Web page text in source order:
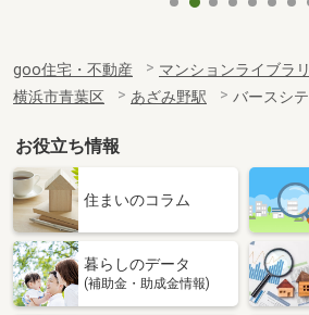
goo住宅・不動産 マンションライブラ
横浜市青葉区
あざみ野駅 バースシ
お役立ち情報
住まいのコラム
暮らしのデータ
(補助金・助成金情報)